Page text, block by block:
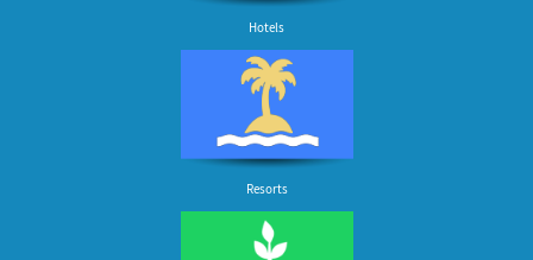
Hotels
Resorts